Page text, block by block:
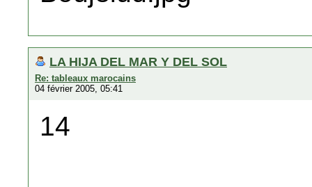
LA HIJA DEL MAR Y DEL SOL
Re: tableaux marocains
04 février 2005, 05:41
14